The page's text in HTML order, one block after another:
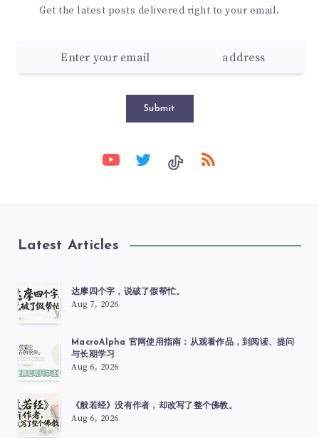
Get the latest posts delivered right to your email.
Submit
Latest Articles
达摩四个字，说破了假帮忙。
Aug 7, 2026
MacroAlpha 官网使用指南：从观看作品，到阅读、提问
与长期学习
Aug 6, 2026
《般若经》没有作者，却改写了整个佛教。
Aug 6, 2026